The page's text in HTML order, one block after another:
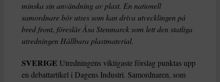
minska sin användning av plast. En nationell
samordnare bör utses som kan driva utvecklingen på
bred front, föreslår Åsa Stenmarck som lett den statliga
utredningen Hållbara plastmaterial.
SVERIGE Utredningens viktigaste förslag punktas upp
en debattartikel i Dagens Industri. Samordnaren, som